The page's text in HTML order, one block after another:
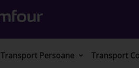
Transport Persoane Transport